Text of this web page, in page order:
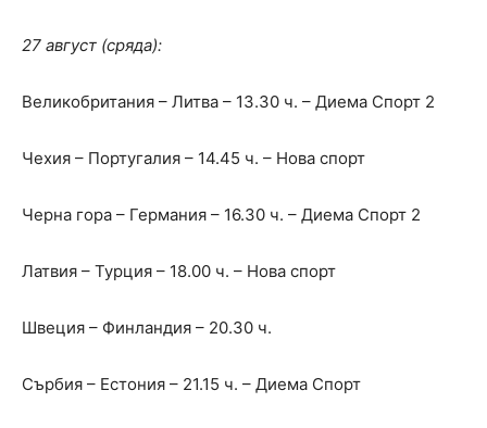
27 август (сряда):
Великобритания – Литва – 13.30 ч. – Диема Спорт 2
Чехия – Португалия – 14.45 ч. – Нова спорт
Черна гора – Германия – 16.30 ч. – Диема Спорт 2
Латвия – Турция – 18.00 ч. – Нова спорт
Швеция – Финландия – 20.30 ч.
Сърбия – Естония – 21.15 ч. – Диема Спорт